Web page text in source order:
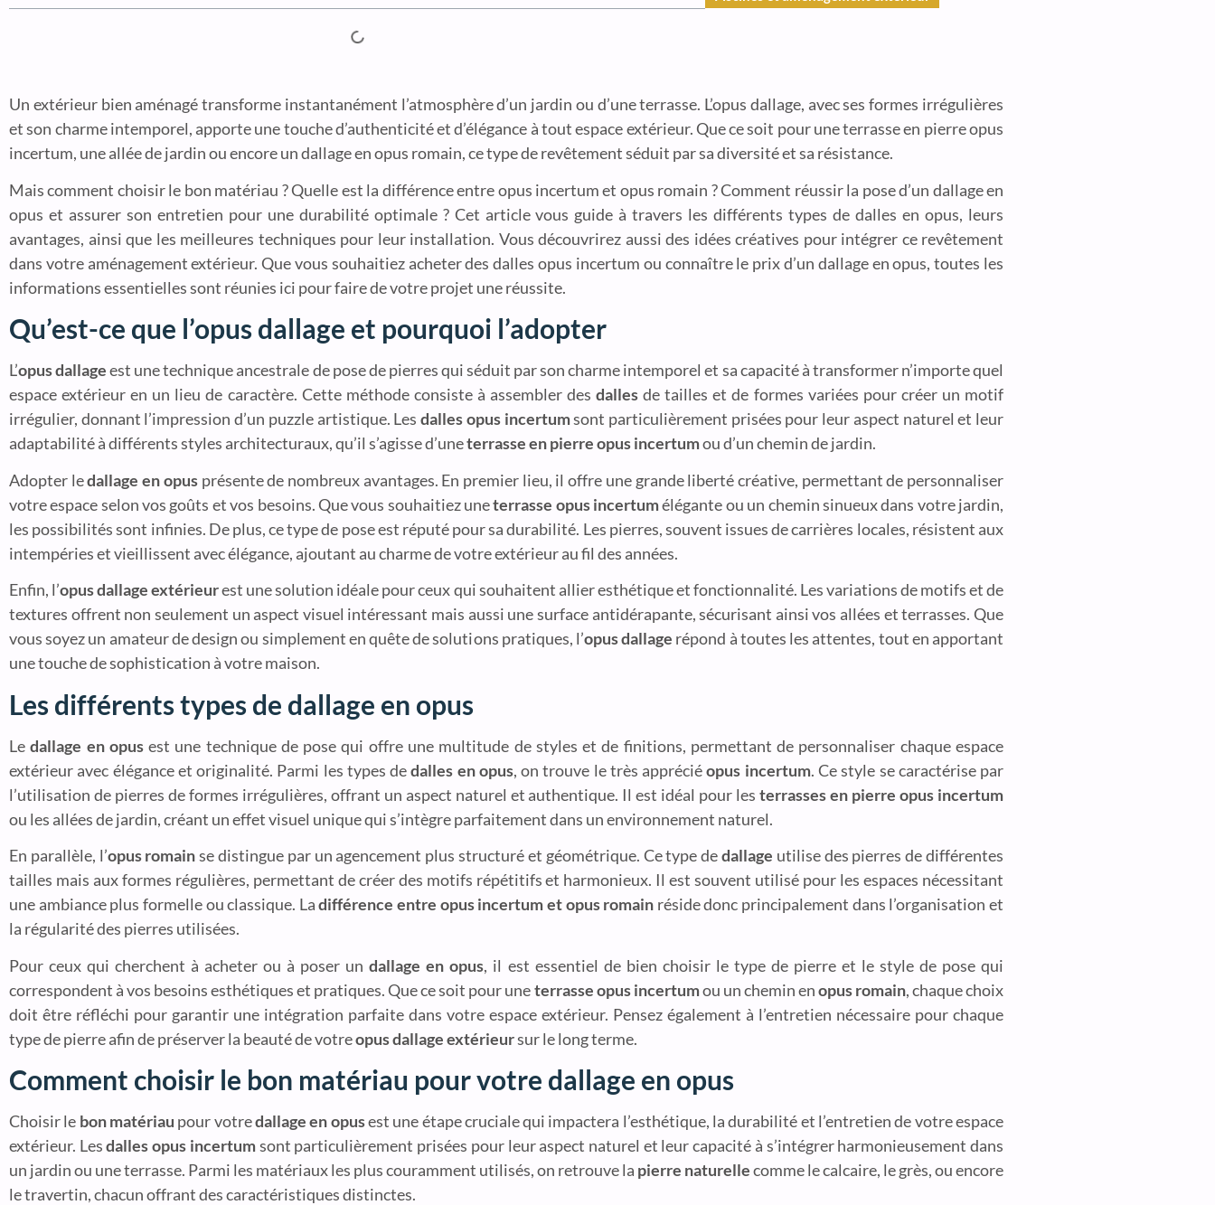
Un extérieur bien aménagé transforme instantanément l’atmosphère d’un jardin ou d’une terrasse. L’opus dallage, avec ses formes irrégulières
et son charme intemporel, apporte une touche d’authenticité et d’élégance à tout espace extérieur. Que ce soit pour une terrasse en pierre opus
incertum, une allée de jardin ou encore un dallage en opus romain, ce type de revêtement séduit par sa diversité et sa résistance.
Mais comment choisir le bon matériau ? Quelle est la différence entre opus incertum et opus romain ? Comment réussir la pose d’un dallage en
opus et assurer son entretien pour une durabilité optimale ? Cet article vous guide à travers les différents types de dalles en opus, leurs
avantages, ainsi que les meilleures techniques pour leur installation. Vous découvrirez aussi des idées créatives pour intégrer ce revêtement
dans votre aménagement extérieur. Que vous souhaitiez acheter des dalles opus incertum ou connaître le prix d’un dallage en opus, toutes les
informations essentielles sont réunies ici pour faire de votre projet une réussite.
Qu’est-ce que l’opus dallage et pourquoi l’adopter
L’opus dallageest une technique ancestrale de pose de pierres qui séduit par son charme intemporel et sa capacité à transformer n’importe quel
espace extérieur en un lieu de caractère. Cette méthode consiste à assembler desdalles de tailles et de formes variées pour créer un motif
irrégulier, donnant l’impression d’un puzzle artistique. Lesdalles opus incertumsont particulièrement prisées pour leur aspect naturel et leur
adaptabilité à différents styles architecturaux, qu’il s’agisse d’uneterrasse en pierre opus incertumou d’un chemin de jardin.
Adopter ledallage en opusprésente de nombreux avantages. En premier lieu, il offre une grande liberté créative, permettant de personnaliser
votre espace selon vos goûts et vos besoins. Que vous souhaitiez uneterrasse opus incertumélégante ou un chemin sinueux dans votre jardin,
les possibilités sont infinies. De plus, ce type de pose est réputé pour sa durabilité. Les pierres, souvent issues de carrières locales, résistent aux
intempéries et vieillissent avec élégance, ajoutant au charme de votre extérieur au fil des années.
Enfin, l’opus dallage extérieurest une solution idéale pour ceux qui souhaitent allier esthétique et fonctionnalité. Les variations de motifs et de
textures offrent non seulement un aspect visuel intéressant mais aussi une surface antidérapante, sécurisant ainsi vos allées et terrasses. Que
vous soyez un amateur de design ou simplement en quête de solutions pratiques, l’opus dallage répond à toutes les attentes, tout en apportant
une touche de sophistication à votre maison.
Les différents types de dallage en opus
Ledallage en opusest une technique de pose qui offre une multitude de styles et de finitions, permettant de personnaliser chaque espace
extérieur avec élégance et originalité. Parmi les types dedalles en opus, on trouve le très appréciéopus incertum. Ce style se caractérise par
l’utilisation de pierres de formes irrégulières, offrant un aspect naturel et authentique. Il est idéal pour lesterrasses en pierre opus incertum
ou les allées de jardin, créant un effet visuel unique qui s’intègre parfaitement dans un environnement naturel.
En parallèle, l’opus romainse distingue par un agencement plus structuré et géométrique. Ce type dedallage utilise des pierres de différentes
tailles mais aux formes régulières, permettant de créer des motifs répétitifs et harmonieux. Il est souvent utilisé pour les espaces nécessitant
une ambiance plus formelle ou classique. Ladifférence entre opus incertum et opus romain réside donc principalement dans l’organisation et
la régularité des pierres utilisées.
Pour ceux qui cherchent à acheter ou à poser undallage en opus, il est essentiel de bien choisir le type de pierre et le style de pose qui
correspondent à vos besoins esthétiques et pratiques. Que ce soit pour uneterrasse opus incertumou un chemin enopus romain, chaque choix
doit être réfléchi pour garantir une intégration parfaite dans votre espace extérieur. Pensez également à l’entretien nécessaire pour chaque
type de pierre afin de préserver la beauté de votreopus dallage extérieursur le long terme.
Comment choisir le bon matériau pour votre dallage en opus
Choisir le bon matériau pour votredallage en opusest une étape cruciale qui impactera l’esthétique, la durabilité et l’entretien de votre espace
extérieur. Lesdalles opus incertumsont particulièrement prisées pour leur aspect naturel et leur capacité à s’intégrer harmonieusement dans
un jardin ou une terrasse. Parmi les matériaux les plus couramment utilisés, on retrouve la pierre naturellecomme le calcaire, le grès, ou encore
le travertin, chacun offrant des caractéristiques distinctes.